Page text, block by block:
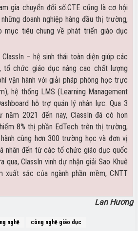
gia chuyển đổi số.CTE cũng là cơ hội
doanh nghiệp hàng đầu thị trường,
mục tiêu chung về phát triển giáo dục
– hệ sinh thái toàn diện giúp các
tổ chức giáo dục nâng cao chất lượng
vận hành với giải pháp phòng học trực
hệ thống LMS (Learning Management
hỗ trợ quản lý nhân lực. Qua 3
2021 đến nay, ClassIn đã có hơn
8% thị phần EdTech trên thị trường,
cùng hơn 300 trường học và đơn vị
nhân đến từ các tổ chức giáo dục quốc
ClassIn vinh dự nhận giải Sao Khuê
xuất sắc của ngành phần mềm, CNTT
Lan Hương
nghệ công nghệ giáo dục